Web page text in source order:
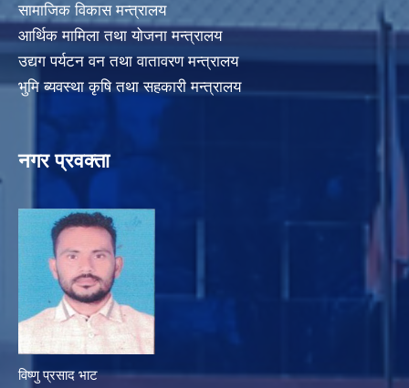
सामाजिक विकास मन्त्रालय
आर्थिक मामिला तथा योजना मन्त्रालय
उद्यग पर्यटन वन तथा वातावरण मन्त्रालय
भुमि ब्यवस्था कृषि तथा सहकारी मन्त्रालय
नगर प्रवक्ता
विष्णु प्रसाद भाट